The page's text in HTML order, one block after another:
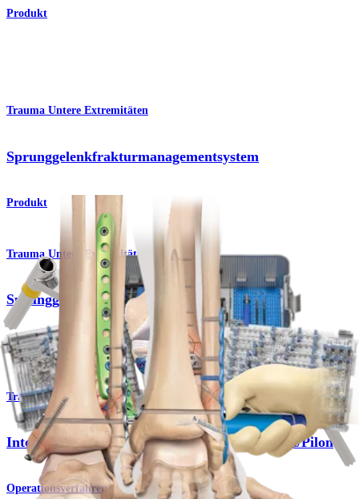
Produkt
Trauma Untere Extremitäten
Sprunggelenkfraktur­managementsystem
Produkt
Trauma Untere Extremitäten
Sprunggelenkfrakturmanagementsystem
Produkt
Trauma Untere Extremitäten
Interne Fixation bei Fraktur der distalen Tibia/Pilon
Operationsverfahren